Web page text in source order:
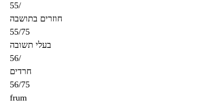
55/
חוזרים בתושבה
55/75
בעלי תשובה
56/
חרדים
56/75
frum